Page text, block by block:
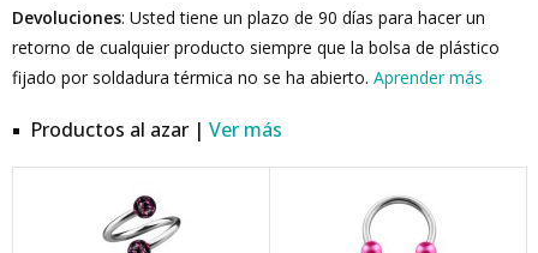
Devoluciones: Usted tiene un plazo de 90 días para hacer un
retorno de cualquier producto siempre que la bolsa de plástico
fijado por soldadura térmica no se ha abierto. Aprender más
Productos al azar | Ver más